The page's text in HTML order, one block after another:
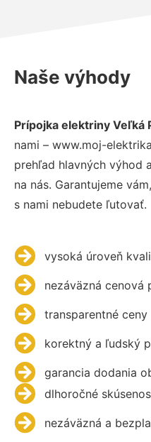
Naše výhody
Prípojka elektriny Veľká
nami – www.moj-
prehľad hlavných výhod
na nás. Garantujeme
s nami nebudete ľutovať.
vysoká úroveň
nezáväzná cenová
transparentné
korektný a ľudský
garancia dodania
dlhoročné
nezáväzná a